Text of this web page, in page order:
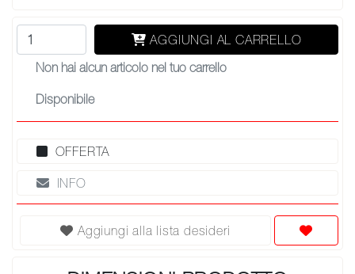
AGGIUNGI AL CARRELLO
Non hai alcun articolo nel tuo carrello
Disponibile
OFFERTA
INFO
Aggiungi alla lista desideri